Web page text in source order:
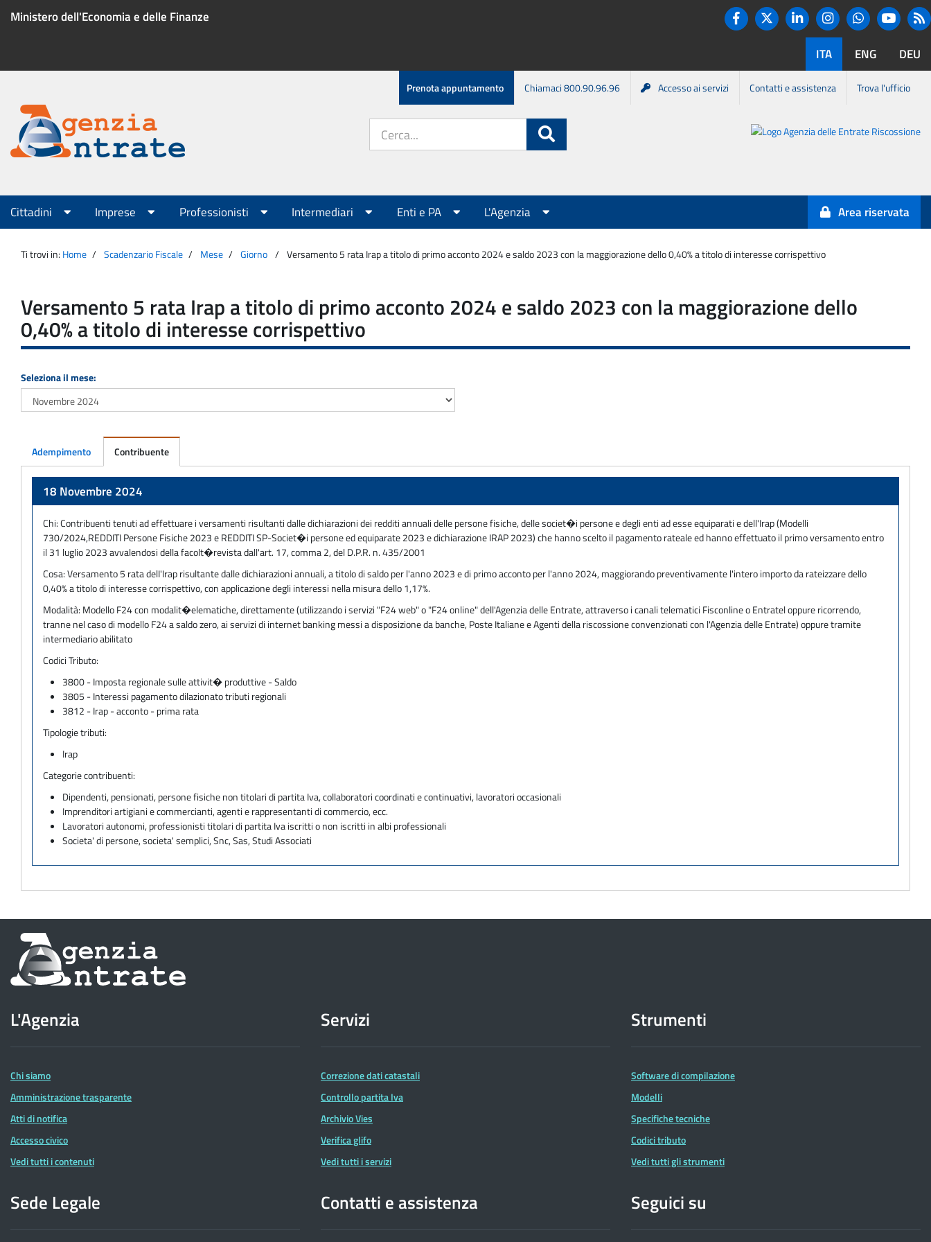
Ministero dell'Economia e delle Finanze
Twitter
LinkedinInstagram
ITA ENG DEU
Menu
servizio
Prenota appuntamento Chiamaci 800.90.96.96 Accesso ai servizi Contatti e assistenza Trova l'ufficio
Agenzia
Entrate
sito:
Agenzia
Entrate-
Riscossione
Menu
principale
Cittadini Imprese Professionisti Intermediari Enti e PA L'Agenzia Area riservata
Ti trovi in: Home Scadenzario Fiscale Mese Giorno Versamento 5 rata Irap a titolo di primo acconto 2024 e saldo 2023 con la maggiorazione dello 0,40% a titolo di interesse corrispettivo
Versamento 5 rata Irap a titolo di primo acconto 2024 e saldo 2023 con la maggiorazione dello
0,40% a titolo di interesse corrispettivo
Seleziona il mese:
Adempimento Contribuente
18 Novembre 2024
Chi:Contribuenti tenuti ad effettuare i versamenti risultanti dalle dichiarazioni dei redditi annuali delle persone fisiche, delle societ�i persone e degli enti ad esse equiparati e dell'Irap (Modelli
730/2024,REDDITI Persone Fisiche 2023 e REDDITI SP-Societ�i persone ed equiparate 2023 e dichiarazione IRAP 2023) che hanno scelto il pagamento rateale ed hanno effettuato il primo versamento entro
il 31 luglio 2023 avvalendosi della facolt�revista dall'art. 17, comma 2, del D.P.R. n. 435/2001
Cosa:Versamento 5 rata delI'Irap risultante dalle dichiarazioni annuali, a titolo di saldo per l'anno 2023 e di primo acconto per l'anno 2024, maggiorando preventivamente l'intero importo da rateizzare dello
0,40% a titolo di interesse corrispettivo, con applicazione degli interessi nella misura dello 1,17%.
Modalità: Modello F24 con modalit�elematiche, direttamente (utilizzando i servizi "F24 web" o "F24 online" dell'Agenzia delle Entrate, attraverso i canali telematici Fisconline o Entratel oppure ricorrendo,
tranne nel caso di modello F24 a saldo zero, ai servizi di internet banking messi a disposizione da banche, Poste Italiane e Agenti della riscossione convenzionati con l'Agenzia delle Entrate) oppure tramite
intermediario abilitato
Codici Tributo:
3800 - Imposta regionale sulle attivit� produttive - Saldo
3805 - Interessi pagamento dilazionato tributi regionali
3812 - Irap - acconto - prima rata
Tipologie tributi:
Irap
Categorie contribuenti:
Dipendenti, pensionati, persone fisiche non titolari di partita Iva, collaboratori coordinati e continuativi, lavoratori occasionali
Imprenditori artigiani e commercianti, agenti e rappresentanti di commercio, ecc.
Lavoratori autonomi, professionisti titolari di partita Iva iscritti o non iscritti in albi professionali
Societa' di persone, societa' semplici, Snc, Sas, Studi Associati
Informazioni
sul
dell'Agenzia
delle
Entrate
L'Agenzia
Chi siamo
Amministrazione trasparente
Atti di notifica
Accesso civico
Vedi tutti i contenuti
Servizi
Correzione dati catastali
Controllo partita Iva
Archivio Vies
Verifica glifo
Vedi tutti i servizi
Strumenti
Software di compilazione
Modelli
Specifiche tecniche
Codici tributo
Vedi tutti gli strumenti
Sede Legale Contatti e assistenza Seguici su